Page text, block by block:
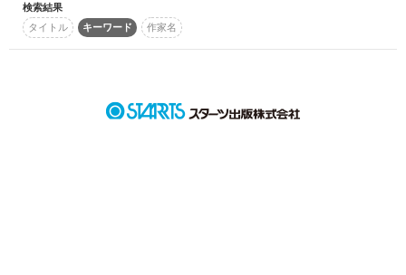
ジャンル
全て 完結 更新中
とうとう宿なし巡礼異邦人だったマイケルが、藩島の住民権を
得た！！
元世界に戻るには、城の地下にある転移門まで辿り着くしかな
実年齢が28才なのに！
まだ女官試験も受けれる状況じゃないって！！いつになったら
検索結果
タイトル
キーワード 作家名